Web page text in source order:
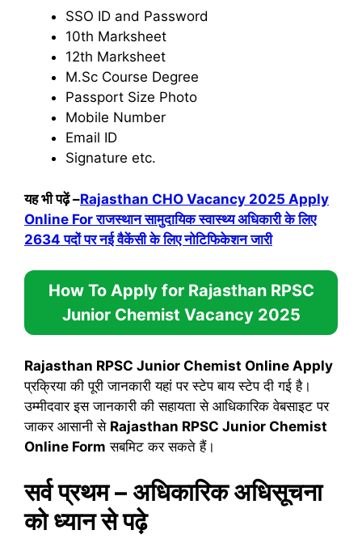
SSO ID and Password
10th Marksheet
12th Marksheet
M.Sc Course Degree
Passport Size Photo
Mobile Number
Email ID
Signature etc.
यह भी पढ़ें –Rajasthan CHO Vacancy 2025 Apply
Online For राजस्थान सामुदायिक स्वास्थ्य अधिकारी के लिए
2634 पदों पर नई वैकेंसी के लिए नोटिफिकेशन जारी
How To Apply for Rajasthan RPSC
Junior Chemist Vacancy 2025
Rajasthan RPSC Junior Chemist Online Apply
प्रक्रिया की पूरी जानकारी यहां पर स्टेप बाय स्टेप दी गई है।
उम्मीदवार इस जानकारी की सहायता से आधिकारिक वेबसाइट पर
जाकर आसानी से Rajasthan RPSC Junior Chemist
Online Form सबमिट कर सकते हैं।
सर्व प्रथम – अधिकारिक अधिसूचना
को ध्यान से पढ़े